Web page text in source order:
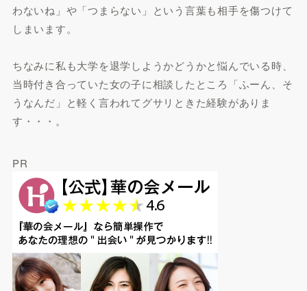
わないね」や「つまらない」という言葉も相手を傷つけて
しまいます。
ちなみに私も大学を退学しようかどうかと悩んでいる時、
当時付き合っていた女の子に相談したところ「ふーん、そ
うなんだ」と軽く言われてグサリときた経験がありま
す・・・。
PR